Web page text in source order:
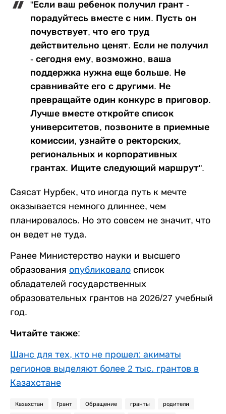
"Если ваш ребенок получил грант -
порадуйтесь вместе с ним. Пусть он
почувствует, что его труд
действительно ценят. Если не получил
- сегодня ему, возможно, ваша
поддержка нужна еще больше. Не
сравнивайте его с другими. Не
превращайте один конкурс в приговор.
Лучше вместе откройте список
университетов, позвоните в приемные
комиссии, узнайте о ректорских,
региональных и корпоративных
грантах. Ищите следующий маршрут".
Саясат Нурбек, что иногда путь к мечте
оказывается немного длиннее, чем
планировалось. Но это совсем не значит, что
он ведет не туда.
Ранее Министерство науки и высшего
образования опубликовало список
обладателей государственных
образовательных грантов на 2026/27 учебный
год.
Читайте также:
Шанс для тех, кто не прошел: акиматы
регионов выделяют более 2 тыс. грантов в
Казахстане
Казахстан Грант Обращение гранты родители